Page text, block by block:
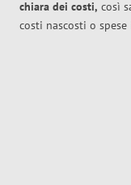
chiara dei costi, così
costi nascosti o